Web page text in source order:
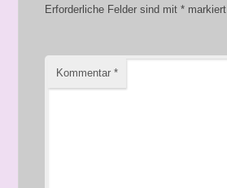
Erforderliche Felder sind mit* markiert
Kommentar*